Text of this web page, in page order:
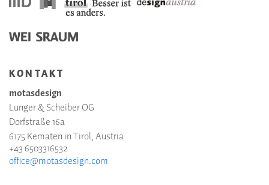
KONTAKT
motasdesign
Lunger & Scheiber OG
Dorfstraße 16a
6175 Kematen in Tirol, Austria
+43 6503316532
office@motasdesign.com